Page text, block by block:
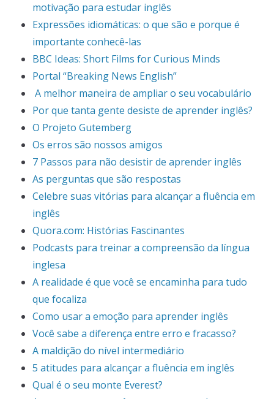
motivação para estudar inglês
Expressões idiomáticas: o que são e porque é
importante conhecê-las
BBC Ideas: Short Films for Curious Minds
Portal “Breaking News English”
A melhor maneira de ampliar o seu vocabulário
Por que tanta gente desiste de aprender inglês?
O Projeto Gutemberg
Os erros são nossos amigos
7 Passos para não desistir de aprender inglês
As perguntas que são respostas
Celebre suas vitórias para alcançar a fluência em
inglês
Quora.com: Histórias Fascinantes
Podcasts para treinar a compreensão da língua
inglesa
A realidade é que você se encaminha para tudo
que focaliza
Como usar a emoção para aprender inglês
Você sabe a diferença entre erro e fracasso?
A maldição do nível intermediário
5 atitudes para alcançar a fluência em inglês
Qual é o seu monte Everest?